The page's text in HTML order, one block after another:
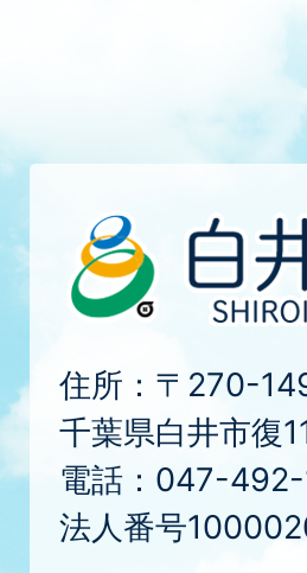
住所：〒270-
千葉県白井市復
電話：047-492-
法人番号